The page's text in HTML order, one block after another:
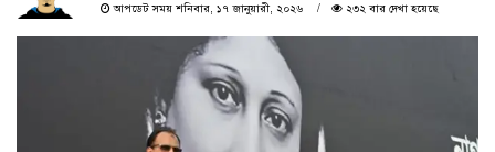
আপডেট সময় শনিবার, ১৭ জানুয়ারী, ২০২৬ ২৩২ বার দেখা হয়েছে